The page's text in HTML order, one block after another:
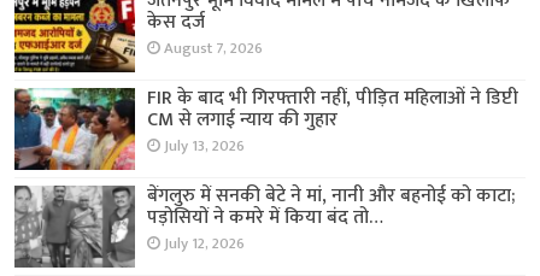
केस दर्ज
August 7, 2026
FIR के बाद भी गिरफ्तारी नहीं, पीड़ित महिलाओं ने डिप्टी
CM से लगाई न्याय की गुहार
July 13, 2026
बेंगलुरु में सनकी बेटे ने मां, नानी और बहनोई को काटा;
पड़ोसियों ने कमरे में किया बंद तो…
July 12, 2026